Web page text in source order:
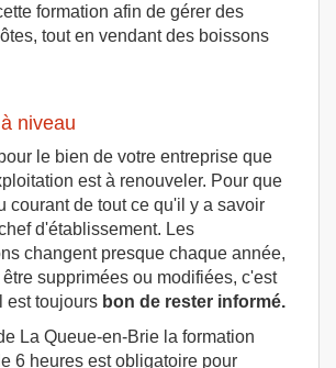
formation afin de gérer des
tout en vendant des boissons
niveau
le bien de votre entreprise que
est à renouveler. Pour que
courant de tout ce qu'il y a savoir
d'établissement. Les
changent presque chaque année,
supprimées ou modifiées, c'est
est toujours bon de rester informé.
La Queue-en-Brie la formation
6 heures est obligatoire pour